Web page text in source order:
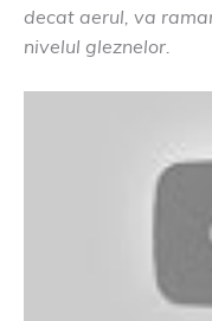
decat aerul, va
nivelul gleznelor.